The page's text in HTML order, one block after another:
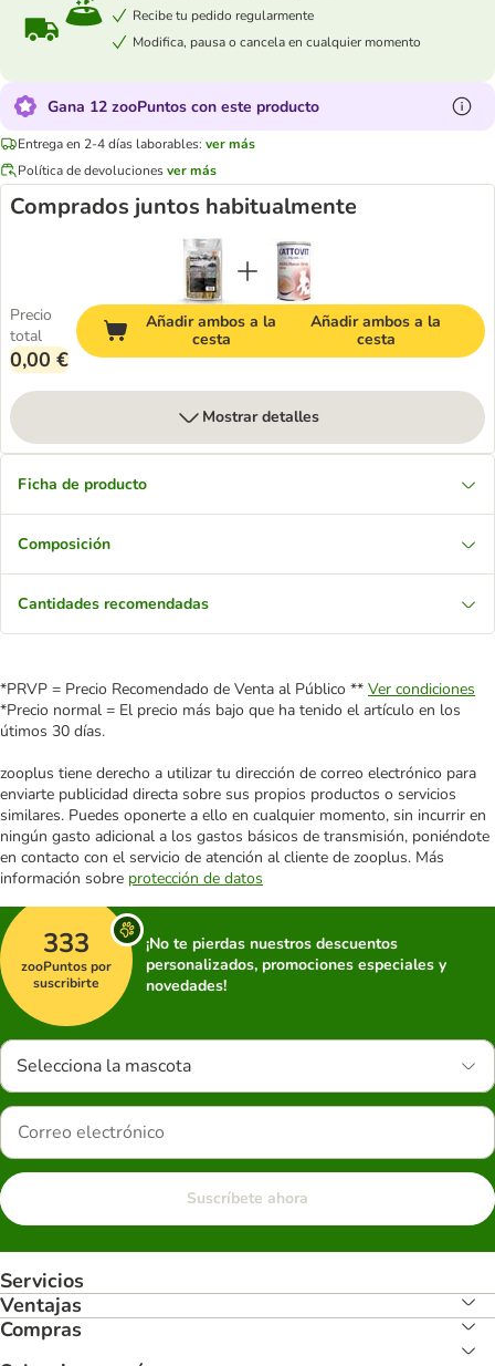
Recibe tu pedido regularmente
Modifica, pausa o cancela en cualquier momento
Gana 12 zooPuntos con este producto
Entrega en 2-4 días laborables: ver más
Política de devolucionesver más
Comprados juntos habitualmente
Precio
total
0,00 €
Añadir ambos a la
cesta
Añadir ambos a la
cesta
Mostrar detalles
Ficha de producto
Composición
Cantidades recomendadas
*PRVP = Precio Recomendado de Venta al Público ** Ver condiciones
*Precio normal = El precio más bajo que ha tenido el artículo en los
útimos 30 días.
zooplus tiene derecho a utilizar tu dirección de correo electrónico para
enviarte publicidad directa sobre sus propios productos o servicios
similares. Puedes oponerte a ello en cualquier momento, sin incurrir en
ningún gasto adicional a los gastos básicos de transmisión, poniéndote
en contacto con el servicio de atención al cliente de zooplus. Más
información sobre protección de datos
333
zooPuntos por
suscribirte
¡No te pierdas nuestros descuentos
personalizados, promociones especiales y
novedades!
Selecciona la mascota
Suscríbete ahora
Servicios
Ventajas
Compras